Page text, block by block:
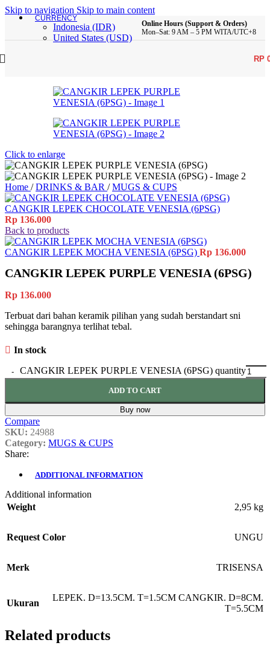
Skip to navigation Skip to main content
CURRENCY
Indonesia (IDR)
United States (USD)
Online Hours (Support & Orders)
Mon–Sat: 9 AM – 5 PM WITA/UTC+8
RP
Click to enlarge
Home / DRINKS & BAR / MUGS & CUPS
CANGKIR LEPEK CHOCOLATE VENESIA (6PSG)
Rp 136.000
Back to products
CANGKIR LEPEK MOCHA VENESIA (6PSG) Rp 136.000
CANGKIR LEPEK PURPLE VENESIA (6PSG)
Rp 136.000
Terbuat dari bahan keramik pilihan yang sudah berstandart sni
sehingga barangnya terlihat tebal.
In stock
CANGKIR LEPEK PURPLE VENESIA (6PSG) quantity
ADD TO CART
Buy now
Compare
SKU: 24988
Category: MUGS & CUPS
Share:
ADDITIONAL INFORMATION
Additional information
Weight
2,95 kg
Request Color UNGU
Merk TRISENSA
Ukuran
LEPEK. D=13.5CM. T=1.5CM CANGKIR. D=8CM.
T=5.5CM
Related products